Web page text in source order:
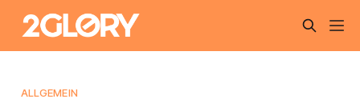
ALLGEMEIN